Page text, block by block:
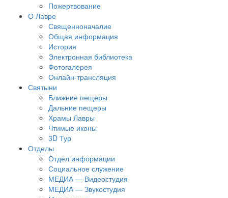
Пожертвование
О Лавре
Священноначалие
Общая информация
История
Электронная библиотека
Фотогалерея
Онлайн-трансляция
Святыни
Ближние пещеры
Дальние пещеры
Храмы Лавры
Чтимые иконы
3D Тур
Отделы
Отдел информации
Социальное служение
МЕДИА — Видеостудия
МЕДИА — Звукостудия